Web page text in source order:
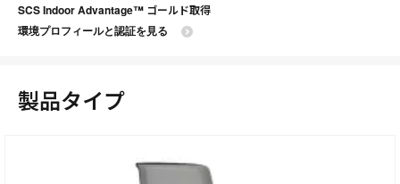
SCS Indoor Advantage™ ゴールド取得
環境プロフィールと認証を見る
製品タイプ